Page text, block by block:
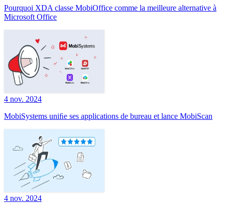
Pourquoi XDA classe MobiOffice comme la meilleure alternative à
Microsoft Office
4 nov. 2024
MobiSystems uniﬁe ses applications de bureau et lance MobiScan
4 nov. 2024